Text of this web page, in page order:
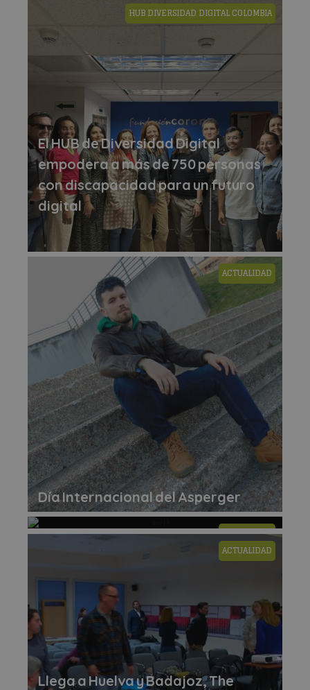
El HUB de Diversidad Digital
empodera a más de 750 personas
con discapacidad para un futuro
digital
HUB DIVERSIDAD DIGITAL COLOMBIA
Día Internacional del Asperger
ACTUALIDAD
ACTUALIDAD
Llega a Huelva y Badajoz, The
ACTUALIDAD